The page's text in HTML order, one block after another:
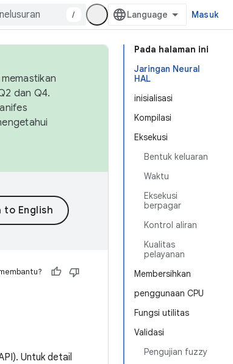
/ Masuk
Pada halaman ini
Jaringan Neural
HAL
inisialisasi
Kompilasi
Eksekusi
Bentuk keluaran
Waktu
Eksekusi
berpagar
Kontrol aliran
Kualitas
pelayanan
Membersihkan
penggunaan CPU
Fungsi utilitas
Validasi
Pengujian fuzzy
dan Q4.
Untuk detail